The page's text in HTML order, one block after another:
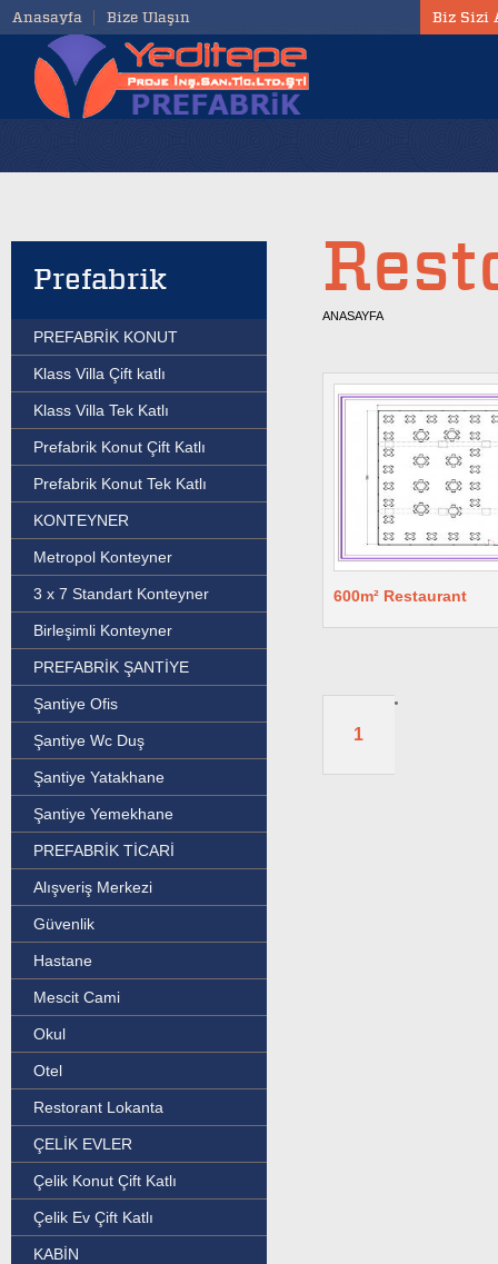
Biz Sizi
Anasayfa Bize Ulaşın
Prefabrik
PREFABRİK KONUT
Klass Villa Çift katlı
Klass Villa Tek Katlı
Prefabrik Konut Çift Katlı
Prefabrik Konut Tek Katlı
KONTEYNER
Metropol Konteyner
3 x 7 Standart Konteyner
Birleşimli Konteyner
PREFABRİK ŞANTİYE
Şantiye Ofis
Şantiye Wc Duş
Şantiye Yatakhane
Şantiye Yemekhane
PREFABRİK TİCARİ
Alışveriş Merkezi
Güvenlik
Hastane
Mescit Cami
Okul
Otel
Restorant Lokanta
ÇELİK EVLER
Çelik Konut Çift Katlı
Çelik Ev Çift Katlı
KABİN
ANASAYFA
600m² Restaurant
1